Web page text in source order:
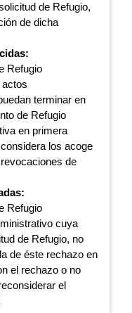
de Refugio,
de dicha
Refugio
terminar en
de Refugio
en primera
los acoge
de
Refugio
cuya
de Refugio, no
de éste rechazo en
el rechazo o no
el